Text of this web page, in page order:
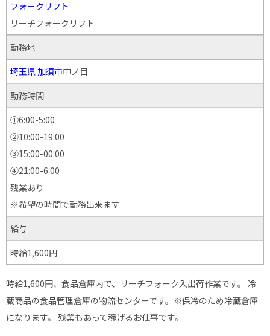
フォークリフト
リーチフォークリフト
勤務地
埼玉県 加須市中ノ目
勤務時間
①6:00-5:00
②10:00-19:00
③15:00-00:00
④21:00-6:00
残業あり
※希望の時間で勤務出来ます
給与
時給1,600円
時給1,600円、食品倉庫内で、リーチフォーク入出荷作業です。 冷
蔵商品の食品管理倉庫の物流センターです。※保冷のため冷蔵倉庫
になります。 残業もあって稼げるお仕事です。